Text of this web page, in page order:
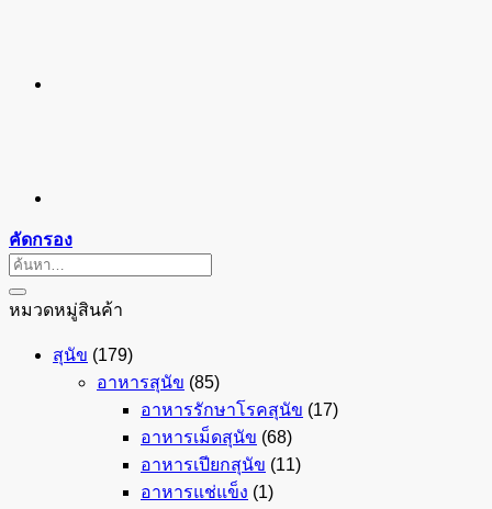
คัดกรอง
ค้นหา:
หมวดหมู่สินค้า
สุนัข (179)
อาหารสุนัข (85)
อาหารรักษาโรคสุนัข (17)
อาหารเม็ดสุนัข (68)
อาหารเปียกสุนัข (11)
อาหารแช่แข็ง (1)